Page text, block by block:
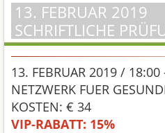
13. FEBRUAR 2019
SCHRIFTLICHE
13. FEBRUAR 2019 / 18:00
NETZWERK FUER
KOSTEN: € 34
VIP-RABATT: 15%